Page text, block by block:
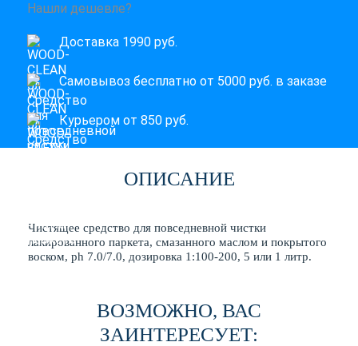
Нашли дешевле?
Доставка 1990 руб.
Самовывоз бесплатно от 5000 руб. в заказе
Курьером от 850 руб.
ОПИСАНИЕ
Чистящее средство для повседневной чистки
лакированного паркета, смазанного маслом и покрытого
воском, ph 7.0/7.0, дозировка 1:100-200, 5 или 1 литр.
ВОЗМОЖНО, ВАС
ЗАИНТЕРЕСУЕТ: